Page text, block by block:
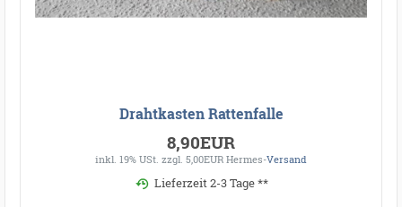
Drahtkasten Rattenfalle
8,90EUR
inkl. 19% USt. zzgl. 5,00EUR Hermes-Versand
Lieferzeit 2-3 Tage **